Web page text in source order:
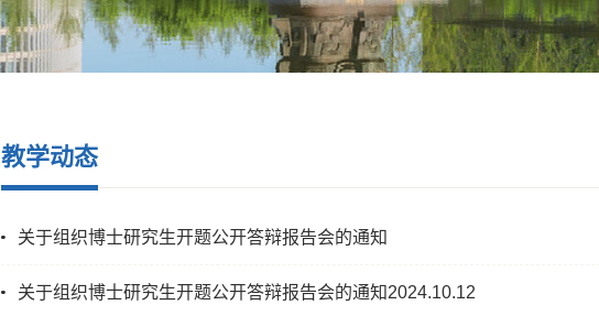
教学动态
关于组织博士研究生开题公开答辩报告会的通知
关于组织博士研究生开题公开答辩报告会的通知2024.10.12